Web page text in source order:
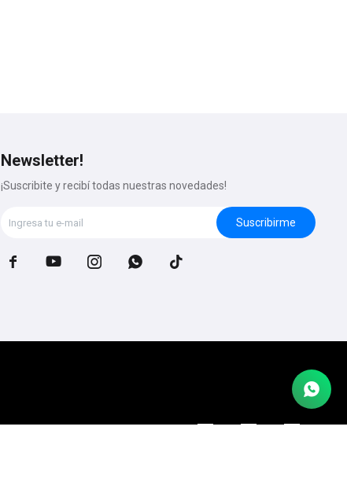
Newsletter!
¡Suscribite y recibí todas nuestras novedades!
Suscribirme
    